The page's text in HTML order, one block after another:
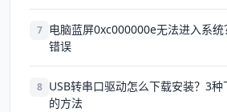
7 电脑蓝屏0xc000000e无法进入系
错误
8 USB转串口驱动怎么下载安装？3
的方法